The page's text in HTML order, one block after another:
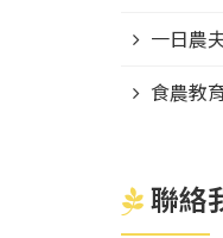
一日農
食農教
聯絡